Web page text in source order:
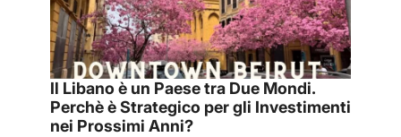
Il Libano è un Paese tra Due Mondi.
Perchè è Strategico per gli Investimenti
nei Prossimi Anni?